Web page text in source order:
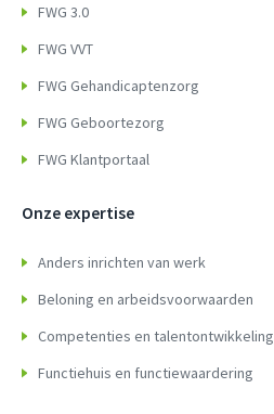
FWG 3.0
FWG VVT
FWG Gehandicaptenzorg
FWG Geboortezorg
FWG Klantportaal
Onze expertise
Anders inrichten van werk
Beloning en arbeidsvoorwaarden
Competenties en talentontwikkeling
Functiehuis en functiewaardering